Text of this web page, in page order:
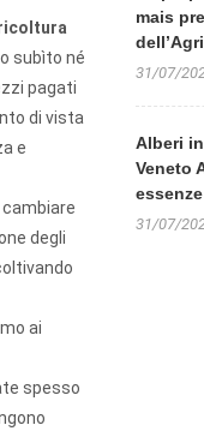
subìto né
pagati
di vista
e
degli
ai
spesso
mais
31/07/
Alberi
Veneto
31/07/